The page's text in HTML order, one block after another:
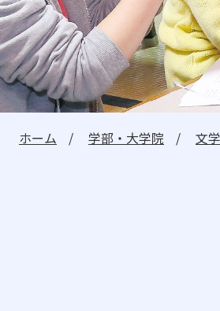
教員紹介
教育情報の公開
教職課程の情報公開
ホーム 学部・大学院 文